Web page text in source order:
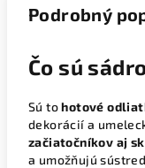
Podrobný
Čo sú
Sú tohotové
dekorácií a
začiatočníkov aj
a umožňujú